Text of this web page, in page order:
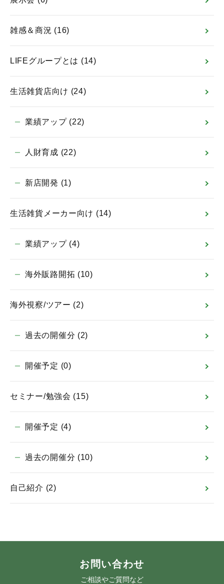
雑感＆商況 (16)
LIFEグループとは (14)
生活雑貨店向け (24)
業績アップ (22)
人財育成 (22)
新店開発 (1)
生活雑貨メーカー向け (14)
業績アップ (4)
海外販路開拓 (10)
海外視察/ツアー (2)
過去の開催分 (2)
開催予定 (0)
セミナー/勉強会 (15)
開催予定 (4)
過去の開催分 (10)
自己紹介 (2)
お問い合わせ
ご相談やご質問など